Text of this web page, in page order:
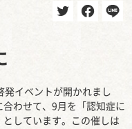
発イベントが開かれまし
わせて、9月を「認知症に
しています。この催しは